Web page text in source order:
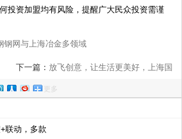
投资加盟均有风险，提醒广大民众投资需谨
钢网与上海冶金多领域
下一篇： 放飞创意，让生活更美好，上海国
际设计周南通站启动礼圆满落幕！
更多
联动，多款